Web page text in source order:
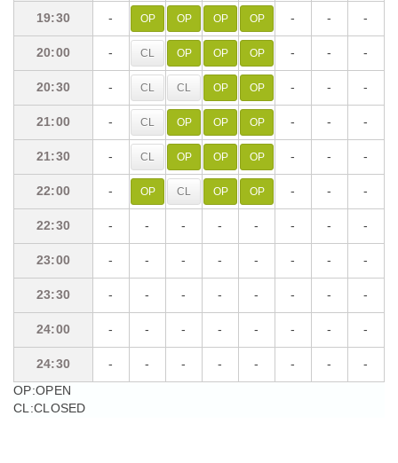
19:30 - OP OP OP OP - - -
20:00 - CL OP OP OP - - -
20:30 - CL CL OP OP - - -
21:00 - CL OP OP OP - - -
21:30 - CL OP OP OP - - -
22:00 - OP CL OP OP - - -
22:30 - - - - - - - -
23:00 - - - - - - - -
23:30 - - - - - - - -
24:00 - - - - - - - -
24:30 - - - - - - - -
19:30
20:00
20:30
21:00
21:30
22:00
22:30
23:00
23:30
24:00
24:30
OP:OPEN
CL:CLOSED